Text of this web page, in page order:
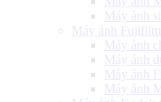
Máy ảnh
Máy ảnh Fujifilm
Máy ảnh
Máy ảnh
Máy ảnh
Máy ảnh